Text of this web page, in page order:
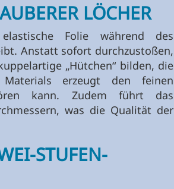
LÖCHER
Folie während des
Anstatt sofort durchzustoßen,
„Hütchen“ bilden, die
erzeugt den feinen
kann. Zudem führt das
was die Qualität der
STUFEN-